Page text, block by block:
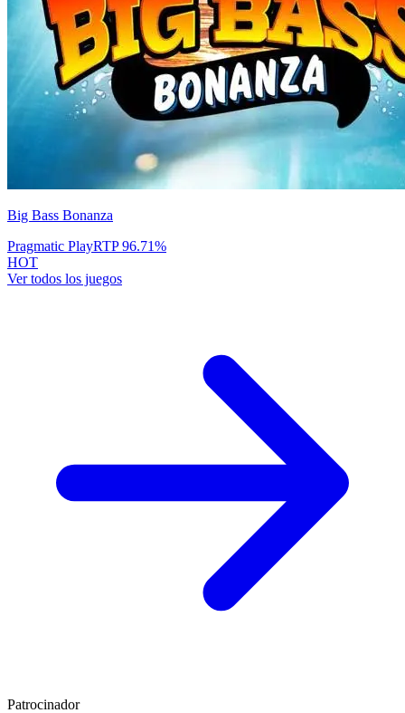
Big Bass Bonanza
Pragmatic PlayRTP96.71%
HOT
Ver todos los juegos
Patrocinador